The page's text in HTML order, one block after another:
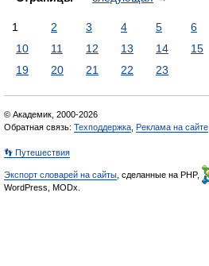
1 2 3 4 5 6
10
11 12 13 14 15
19
20 21 22 23
© Академик, 2000-2026
Обратная связь: Техподдержка Реклама на сайте
👣 Путешествия
Экспорт словарей на сайты , сделанные на PHP,
WordPress, MODx.